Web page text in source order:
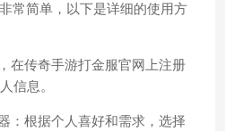
常简单，以下是详细的使用方
在传奇手游打金服官网上注册
信息。
：根据个人喜好和需求，选择